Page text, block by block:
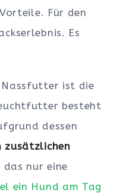
Für den
Es
Nassfutter ist die
besteht
dessen
nur eine
ein Hund am Tag